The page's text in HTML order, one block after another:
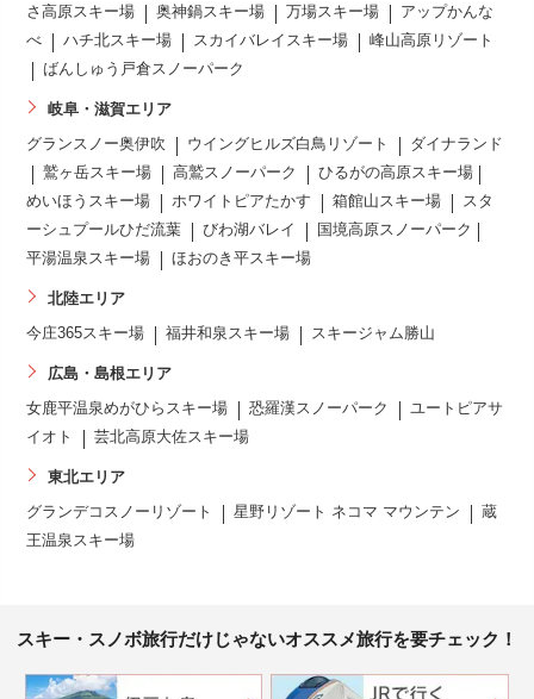
さ高原スキー場
奥神鍋スキー場 万場スキー場
アップかんな
べ
ハチ北スキー場 スカイバレイスキー場
峰山高原リゾート
ばんしゅう戸倉スノーパーク
岐阜・滋賀エリア
グランスノー奥伊吹 ウイングヒルズ白鳥リゾート
ダイナランド
鷲ヶ岳スキー場
高鷲スノーパーク
ひるがの高原スキー場
めいほうスキー場
ホワイトピアたかす 箱館山スキー場
スタ
ーシュプールひだ流葉
びわ湖バレイ
国境高原スノーパーク
平湯温泉スキー場
ほおのき平スキー場
北陸エリア
今庄365スキー場 福井和泉スキー場 スキージャム勝山
広島・島根エリア
女鹿平温泉めがひらスキー場 恐羅漢スノーパーク
ユートピアサ
イオト
芸北高原大佐スキー場
東北エリア
グランデコスノーリゾート 星野リゾート ネコマ マウンテン
蔵
王温泉スキー場
スキー・スノボ旅行だけじゃないオススメ旅行を要チェック！